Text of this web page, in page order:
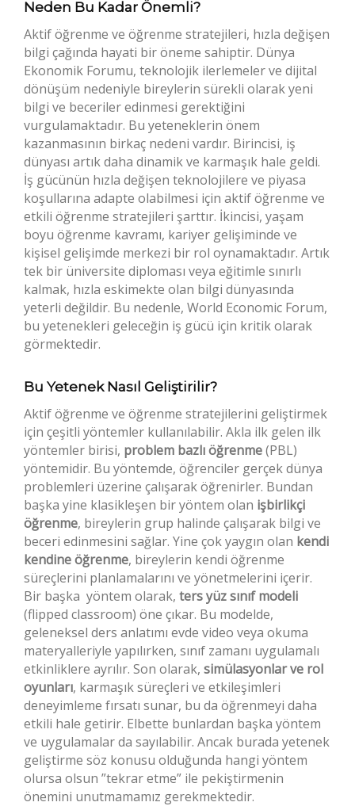
Neden Bu Kadar Önemli?
Aktif öğrenme ve öğrenme stratejileri, hızla değişen
bilgi çağında hayati bir öneme sahiptir. Dünya
Ekonomik Forumu, teknolojik ilerlemeler ve dijital
dönüşüm nedeniyle bireylerin sürekli olarak yeni
bilgi ve beceriler edinmesi gerektiğini
vurgulamaktadır. Bu yeteneklerin önem
kazanmasının birkaç nedeni vardır. Birincisi, iş
dünyası artık daha dinamik ve karmaşık hale geldi.
İş gücünün hızla değişen teknolojilere ve piyasa
koşullarına adapte olabilmesi için aktif öğrenme ve
etkili öğrenme stratejileri şarttır. İkincisi, yaşam
boyu öğrenme kavramı, kariyer gelişiminde ve
kişisel gelişimde merkezi bir rol oynamaktadır. Artık
tek bir üniversite diploması veya eğitimle sınırlı
kalmak, hızla eskimekte olan bilgi dünyasında
yeterli değildir. Bu nedenle, World Economic Forum,
bu yetenekleri geleceğin iş gücü için kritik olarak
görmektedir.
Bu Yetenek Nasıl Geliştirilir?
Aktif öğrenme ve öğrenme stratejilerini geliştirmek
için çeşitli yöntemler kullanılabilir. Akla ilk gelen ilk
yöntemler birisi, problem bazlı öğrenme(PBL)
yöntemidir. Bu yöntemde, öğrenciler gerçek dünya
problemleri üzerine çalışarak öğrenirler. Bundan
başka yine klasikleşen bir yöntem olan işbirlikçi
öğrenme, bireylerin grup halinde çalışarak bilgi ve
beceri edinmesini sağlar. Yine çok yaygın olan kendi
kendine öğrenme, bireylerin kendi öğrenme
süreçlerini planlamalarını ve yönetmelerini içerir.
Bir başka yöntem olarak, ters yüz sınıf modeli
(flipped classroom) öne çıkar. Bu modelde,
geleneksel ders anlatımı evde video veya okuma
materyalleriyle yapılırken, sınıf zamanı uygulamalı
etkinliklere ayrılır. Son olarak, simülasyonlar ve rol
oyunları, karmaşık süreçleri ve etkileşimleri
deneyimleme fırsatı sunar, bu da öğrenmeyi daha
etkili hale getirir. Elbette bunlardan başka yöntem
ve uygulamalar da sayılabilir. Ancak burada yetenek
geliştirme söz konusu olduğunda hangi yöntem
olursa olsun ”tekrar etme” ile pekiştirmenin
önemini unutmamamız gerekmektedir.